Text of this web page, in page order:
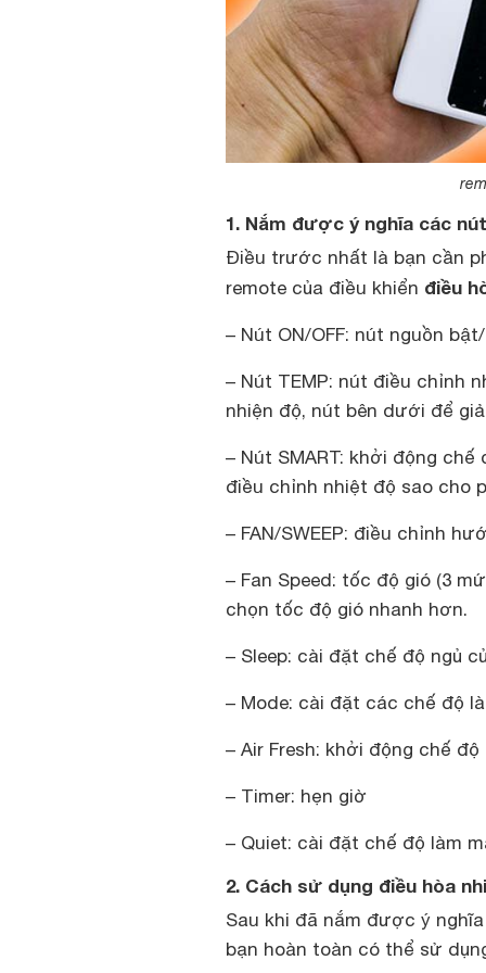
1. Nắm được ý nghĩa các
Điều trước nhất là bạn cần
remote của điều khiển điều
– Nút ON/OFF: nút nguồn
– Nút TEMP: nút điều chỉnh
nhiện độ, nút bên dưới để
– Nút SMART: khởi động
điều chỉnh nhiệt độ sao cho
– FAN/SWEEP: điều chỉnh
– Fan Speed: tốc độ gió (3
chọn tốc độ gió nhanh hơn.
– Sleep: cài đặt chế độ ngủ
– Mode: cài đặt các chế độ
– Air Fresh: khởi động chế
– Timer: hẹn giờ
– Quiet: cài đặt chế độ làm
2. Cách sử dụng điều hòa
Sau khi đã nắm được ý
bạn hoàn toàn có thể sử